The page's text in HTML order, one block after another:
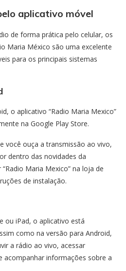
aplicativo móvel
de forma prática pelo celular, os
Maria México são uma excelente
para os principais sistemas
o aplicativo “Radio Maria Mexico”
na Google Play Store.
você ouça a transmissão ao vivo,
dentro das novidades da
Maria Mexico” na loja de
de instalação.
ou iPad, o aplicativo está
como na versão para Android,
a rádio ao vivo, acessar
acompanhar informações sobre a